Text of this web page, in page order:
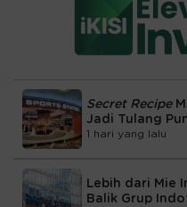
Secret Recipe
Jadi Tulang
1 hari yang lalu
Lebih dari Mie
Balik Grup